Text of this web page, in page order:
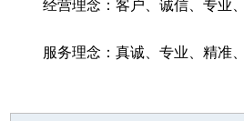
经营理念：客户、诚信、专业
服务理念：真诚、专业、精准